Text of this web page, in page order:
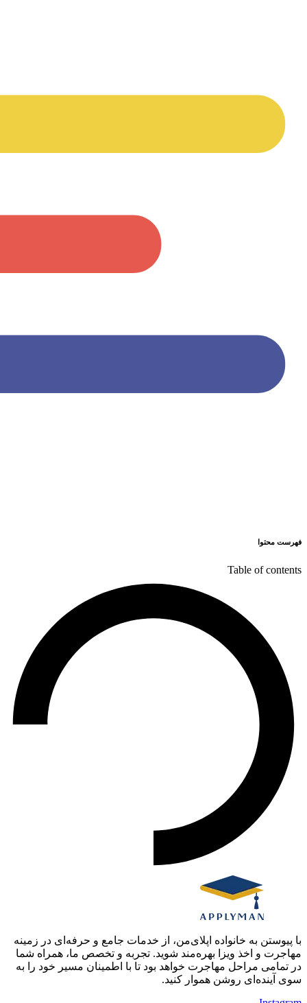
فهرست محتوا
Table of contents
با پیوستن به خانواده اپلای‌من، از خدمات جامع و حرفه‌ای در زمینه
مهاجرت و اخذ ویزا بهره‌مند شوید. تجربه و تخصص ما، همراه شما
در تمامی مراحل مهاجرت خواهد بود تا با اطمینان مسیر خود را به
سوی آینده‌ای روشن هموار کنید.